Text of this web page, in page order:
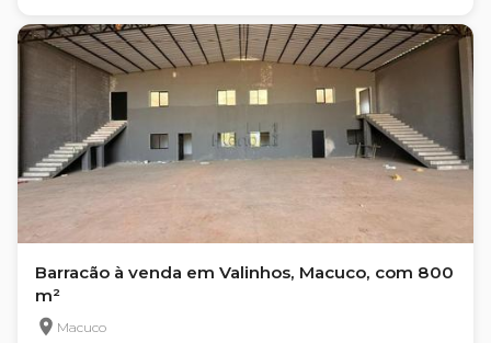
Barracão à venda em Valinhos, Macuco, com 800
m²
Macuco